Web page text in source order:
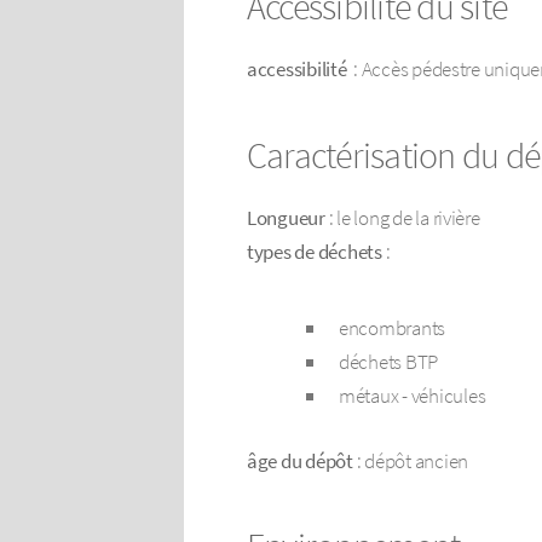
accessibilité : Accès pédestre
Caractérisation du
Longueur: le long de la rivière
types de déchets:
encombrants
déchets BTP
métaux - véhicules
âge du dépôt: dépôt ancien